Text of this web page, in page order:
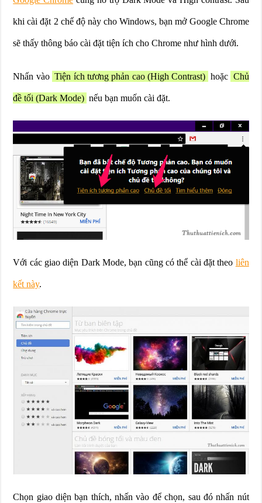
khi cài đặt 2 chế độ này cho Windows, bạn mở Google Chrome
sẽ thấy thông báo cài đặt tiện ích cho Chrome như hình dưới.
Nhấn vào Tiện ích tương phản cao (High Contrast) hoặc Chủ
đề tối (Dark Mode) nếu bạn muốn cài đặt.
Với các giao diện Dark Mode, bạn cũng có thể cài đặt theo liên
kết này.
Chọn giao diện bạn thích, nhấn vào để chọn, sau đó nhấn nút